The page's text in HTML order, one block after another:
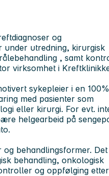
og
under utredning, kirurgisk
, samt
virksomhet i
sykepleier i en
med pasienter som
eller kirurgi. For evt.
helgearbeid på
behandlingsformer. Det
behandling, onkologisk
og oppfølging etter